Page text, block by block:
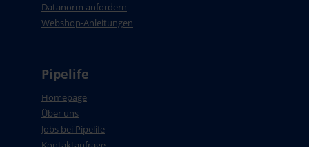
Datanorm anfordern
Webshop-Anleitungen
Pipelife
Homepage
Über uns
Jobs bei Pipelife